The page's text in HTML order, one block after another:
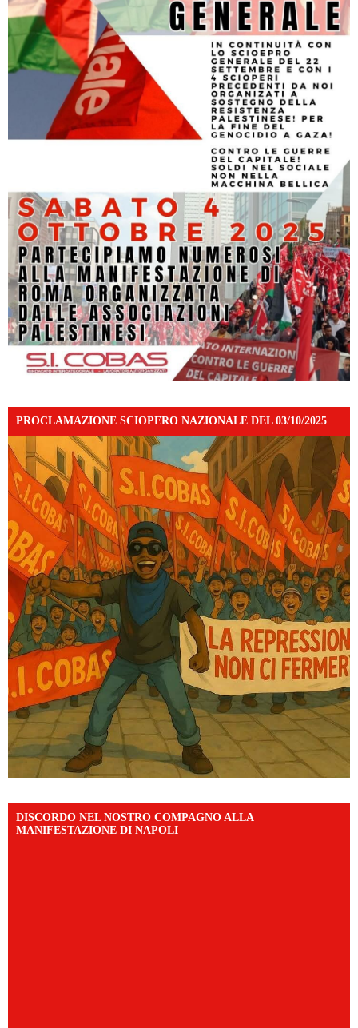
PROCLAMAZIONE SCIOPERO NAZIONALE DEL 03/10/2025
DISCORDO NEL NOSTRO COMPAGNO ALLA
MANIFESTAZIONE DI NAPOLI